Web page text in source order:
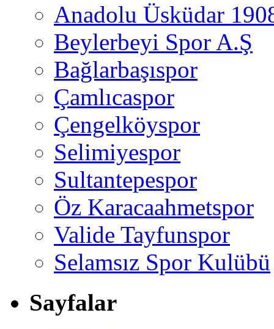
Anadolu Üsküdar
Beylerbeyi Spor A.Ş
Bağlarbaşıspor
Çamlıcaspor
Çengelköyspor
Selimiyespor
Sultantepespor
Öz Karacaahmetspor
Valide Tayfunspor
Selamsız Spor Kulübü
Sayfalar